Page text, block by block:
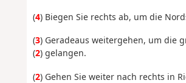
(4) Biegen Sie rechts ab, um die
(3) Geradeaus weitergehen, um die
(2) gelangen.
(2) Gehen Sie weiter nach rechts in